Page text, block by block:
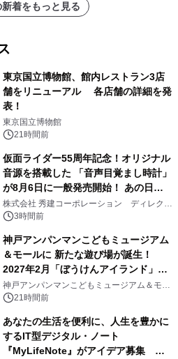
着をもっと見る
東京国立博物館、館内レストラン3店
舗をリニューアル 各店舗の詳細を発
表！
東京国立博物館
21時間前
仮面ライダー55周年記念！オリジナル
音源を搭載した 「音声目覚まし時計」
が8月6日に一般発売開始！ あの日の
大興奮が今甦る
株式会社 秀建コーポレーション ディレクト
アートギャラリー
3時間前
神戸アンパンマンこどもミュージアム
＆モールに 新たな遊び場が誕生！
2027年2月「ぼうけんアイランド」が
オープン
神戸アンパンマンこどもミュージアム＆モー
ル 21時間前
あなたの生活を便利に、人生を豊かに
するIT型デジタル・ノート
『MyLifeNote』がアイデア募集 優